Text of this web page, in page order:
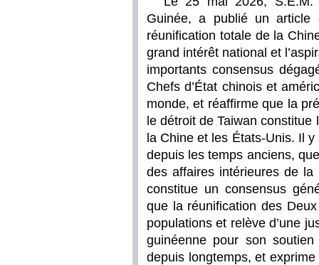
Guinée, a publié un
réunification totale de la
grand intérêt national et
importants consensus
Chefs d’État chinois et
monde, et réaffirme que la
le détroit de Taiwan
la Chine et les États-Unis. Il
depuis les temps anciens,
des affaires intérieures de la
constitue un consensus
que la réunification des
populations et relève d’une
guinéenne pour son
depuis longtemps, et